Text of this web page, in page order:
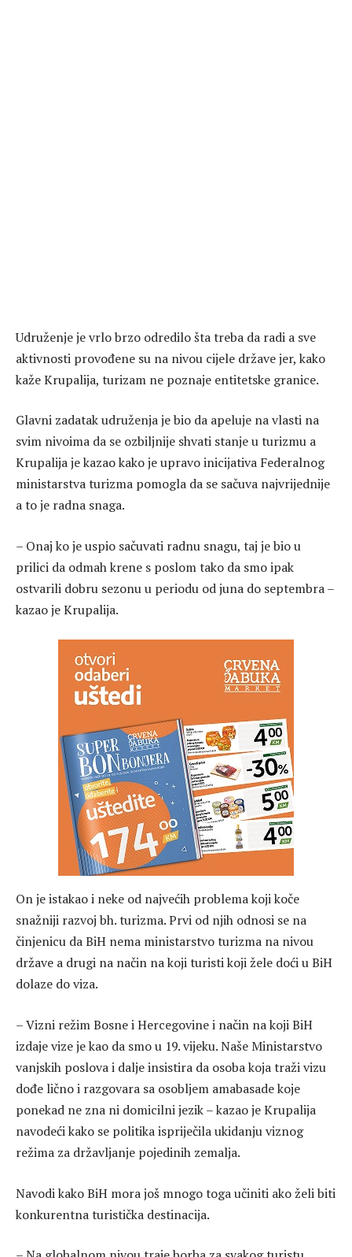
Udruženje je vrlo brzo odredilo šta treba da radi a sve
aktivnosti provođene su na nivou cijele države jer, kako
kaže Krupalija, turizam ne poznaje entitetske granice.
Glavni zadatak udruženja je bio da apeluje na vlasti na
svim nivoima da se ozbiljnije shvati stanje u turizmu a
Krupalija je kazao kako je upravo inicijativa Federalnog
ministarstva turizma pomogla da se sačuva najvrijednije
a to je radna snaga.
– Onaj ko je uspio sačuvati radnu snagu, taj je bio u
prilici da odmah krene s poslom tako da smo ipak
ostvarili dobru sezonu u periodu od juna do septembra –
kazao je Krupalija.
On je istakao i neke od najvećih problema koji koče
snažniji razvoj bh. turizma. Prvi od njih odnosi se na
činjenicu da BiH nema ministarstvo turizma na nivou
države a drugi na način na koji turisti koji žele doći u BiH
dolaze do viza.
– Vizni režim Bosne i Hercegovine i način na koji BiH
izdaje vize je kao da smo u 19. vijeku. Naše Ministarstvo
vanjskih poslova i dalje insistira da osoba koja traži vizu
dođe lično i razgovara sa osobljem amabasade koje
ponekad ne zna ni domicilni jezik – kazao je Krupalija
navodeći kako se politika ispriječila ukidanju viznog
režima za državljanje pojedinih zemalja.
Navodi kako BiH mora još mnogo toga učiniti ako želi biti
konkurentna turistička destinacija.